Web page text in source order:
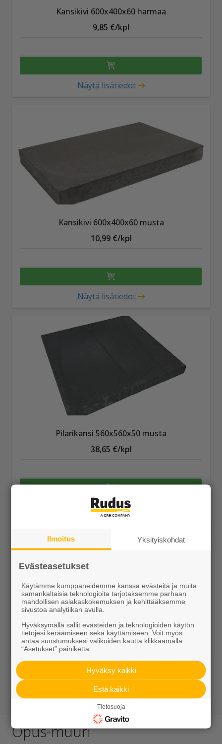
Kansikivi 600x400x60 harmaa
9,85 €/kpl
Näytä lisätiedot
Kansikivi 600x400x60 musta
10,99 €/kpl
Näytä lisätiedot
Pilarikansi 560x560x50 musta
38,65 €/kpl
Näytä lisätiedot
Opus-muurikiinnike
Tilaustuote
Näytä lisätiedot
Opus-muuri
Ilmoitus Yksityiskohdat
Evästeasetukset
Käytämme kumppaneidemme kanssa evästeitä ja muita
samankaltaisia teknologioita tarjotaksemme parhaan
mahdollisen asiakaskokemuksen ja kehittääksemme
sivustoa analytiikan avulla.
Hyväksymällä sallit evästeiden ja teknologioiden käytön
tietojesi keräämiseen sekä käyttämiseen. Voit myös
antaa suostumuksesi valikoiden kautta klikkaamalla
“Asetukset” painiketta.
Hyväksy kaikki
Estä kaikki
Tietosuoja